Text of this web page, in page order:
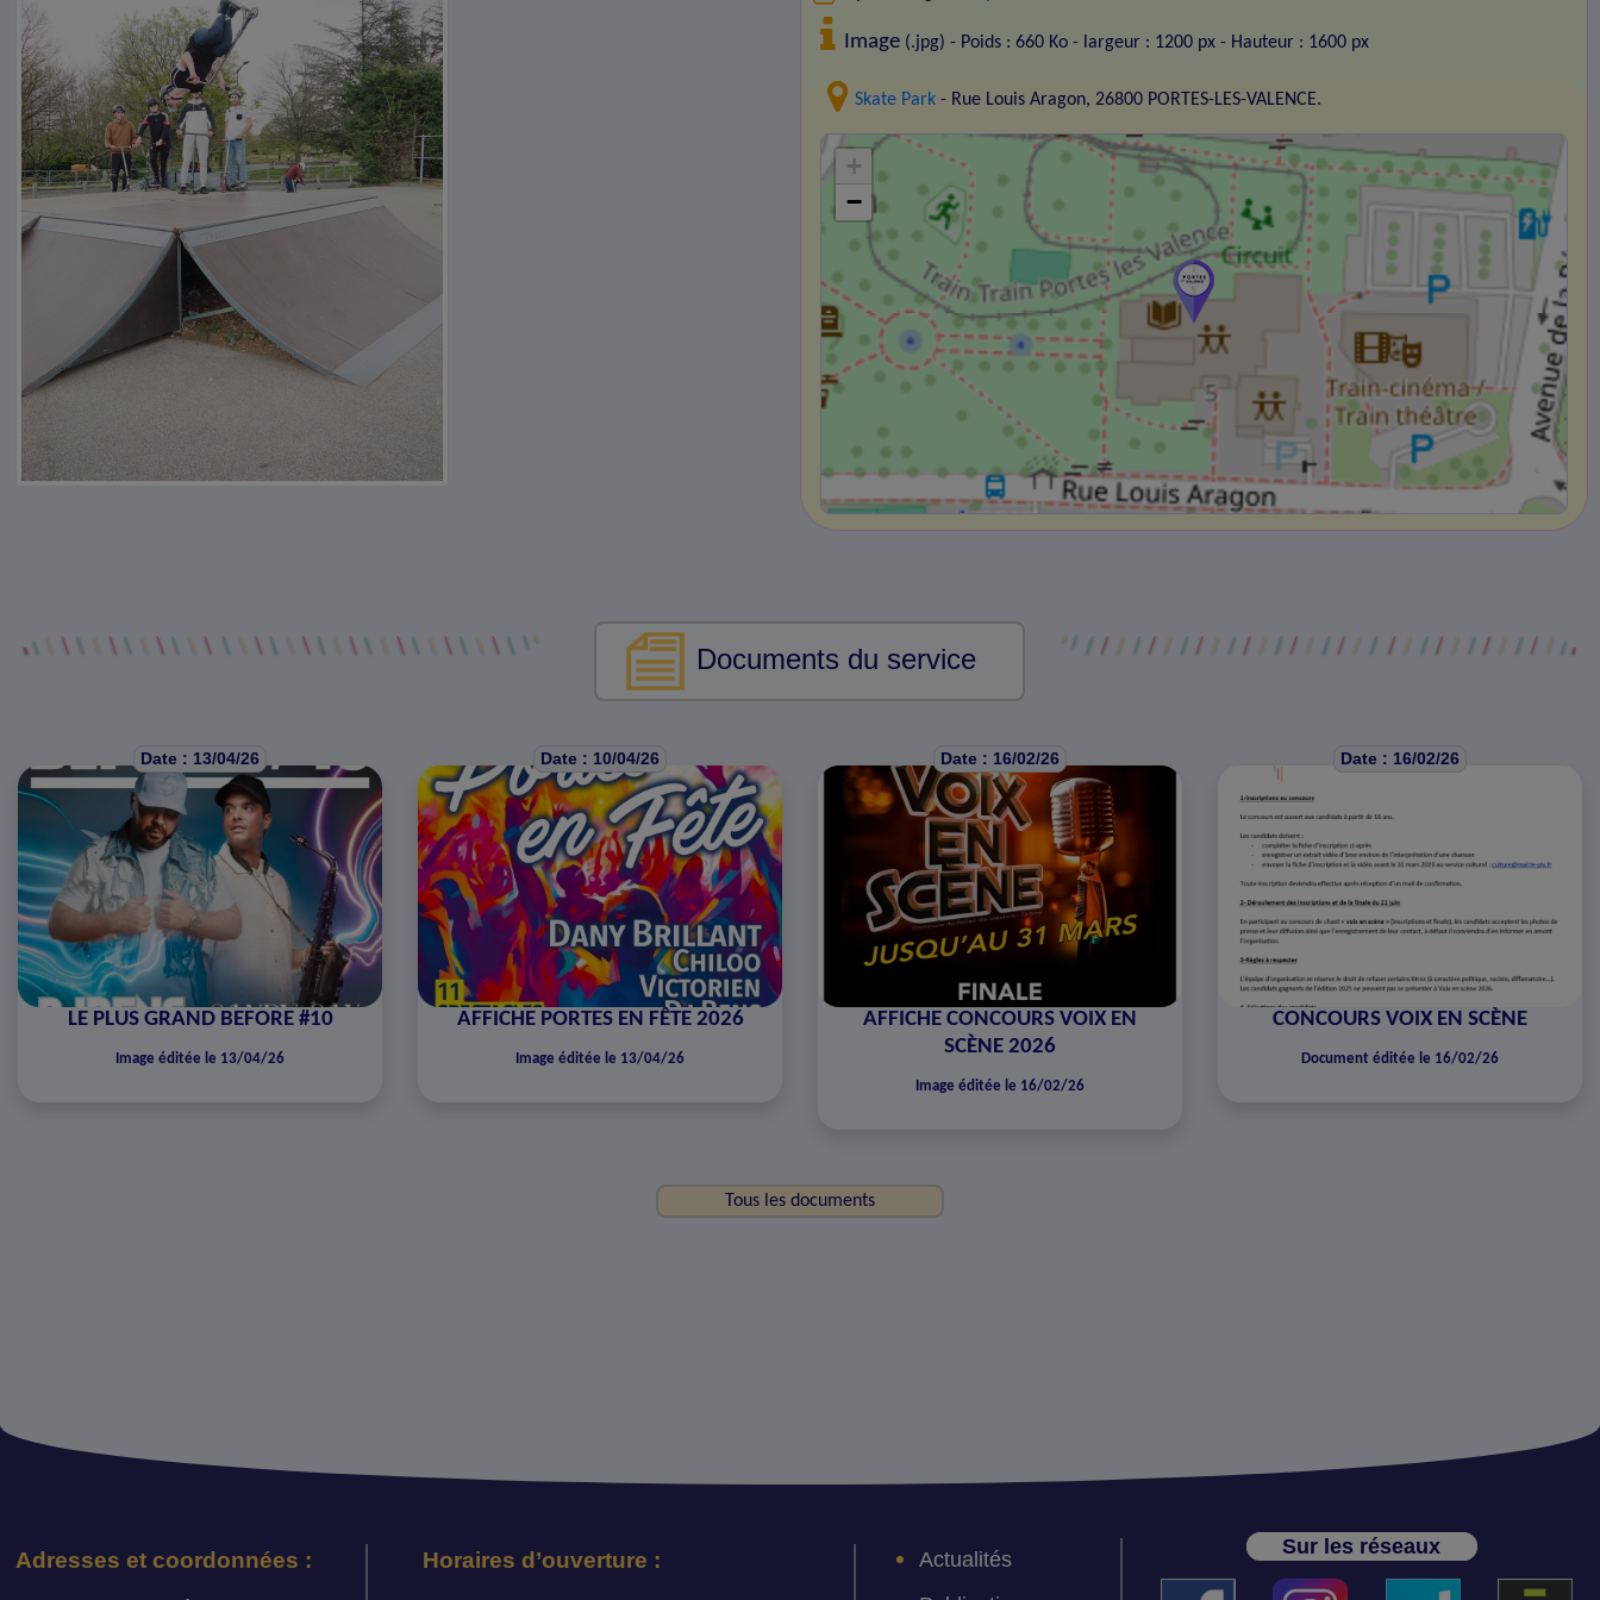
Image (.jpg) - Poids : 660 Ko - largeur : 1200 px - Hauteur : 1600 px
Skate Park - Rue Louis Aragon, 26800 PORTES-LES-VALENCE.
+
−
Documents du service
Date : 13/04/26
LE PLUS GRAND BEFORE #10
Image éditée le 13/04/26
Date : 10/04/26
AFFICHE PORTES EN FÊTE 2026
Image éditée le 13/04/26
Date : 16/02/26
AFFICHE CONCOURS VOIX EN
SCÈNE 2026
Image éditée le 16/02/26
Date : 16/02/26
CONCOURS VOIX EN SCÈNE
Document éditée le 16/02/26
Tous les documents
Adresses et coordonnées : Horaires d’ouverture :
Actualités
Sur les réseaux